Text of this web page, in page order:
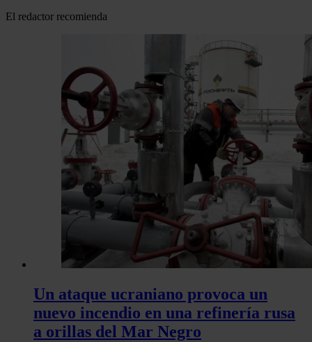
El redactor recomienda
Un ataque ucraniano provoca un
nuevo incendio en una refinería rusa
a orillas del Mar Negro